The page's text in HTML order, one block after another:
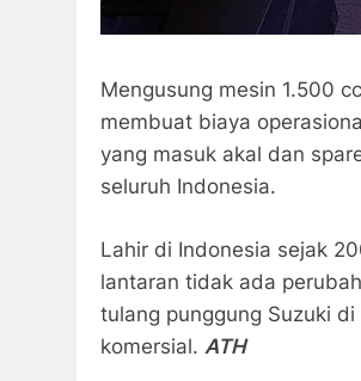
Mengusung mesin 1.500
membuat biaya
yang masuk akal dan
seluruh Indonesia.
Lahir di Indonesia sejak
lantaran tidak ada
tulang punggung Suzuki
komersial. ATH